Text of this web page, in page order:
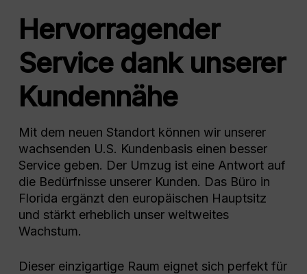
Hervorragender
Service dank unserer
Kundennähe
Mit dem neuen Standort können wir unserer
wachsenden U.S. Kundenbasis einen besser
Service geben. Der Umzug ist eine Antwort auf
die Bedürfnisse unserer Kunden. Das Büro in
Florida ergänzt den europäischen Hauptsitz
und stärkt erheblich unser weltweites
Wachstum.
Dieser einzigartige Raum eignet sich perfekt für